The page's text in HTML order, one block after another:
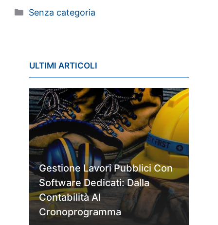
Categorie
Senza categoria
ULTIMI ARTICOLI
Gestione Lavori Pubblici Con
Software Dedicati: Dalla
Contabilità Al
Cronoprogramma